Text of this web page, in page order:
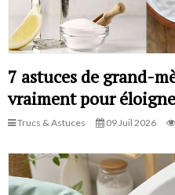
7 astuces de grand-
vraiment pour
Trucs & Astuces 09 Juil 2026